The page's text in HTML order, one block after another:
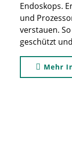
Endoskops.
und
verstauen.
geschützt
Mehr